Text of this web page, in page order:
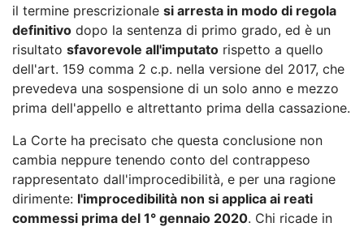
il termine prescrizionale si arresta in modo di regola
definitivo dopo la sentenza di primo grado, ed è un
risultato sfavorevole all'imputato rispetto a quello
dell'art. 159 comma 2 c.p. nella versione del 2017, che
prevedeva una sospensione di un solo anno e mezzo
prima dell'appello e altrettanto prima della cassazione.
La Corte ha precisato che questa conclusione non
cambia neppure tenendo conto del contrappeso
rappresentato dall'improcedibilità, e per una ragione
dirimente: l'improcedibilità non si applica ai reati
commessi prima del 1° gennaio 2020. Chi ricade in